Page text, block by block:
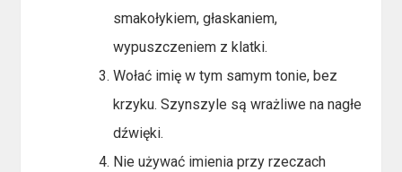
smakołykiem, głaskaniem,
wypuszczeniem z klatki.
Wołać imię w tym samym tonie, bez
krzyku. Szynszyle są wrażliwe na nagłe
dźwięki.
Nie używać imienia przy rzeczach